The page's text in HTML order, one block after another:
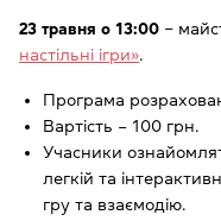
23 травня о 13:00 ‒
настільні ігри».
Програма
Вартість – 100 грн.
Учасники
легкій та
гру та взаємодію.